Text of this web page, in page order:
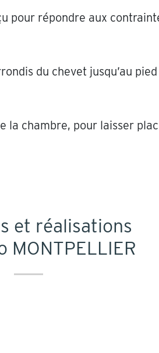
pour répondre aux
du chevet jusqu’au
la chambre, pour laisser
et réalisations
MONTPELLIER